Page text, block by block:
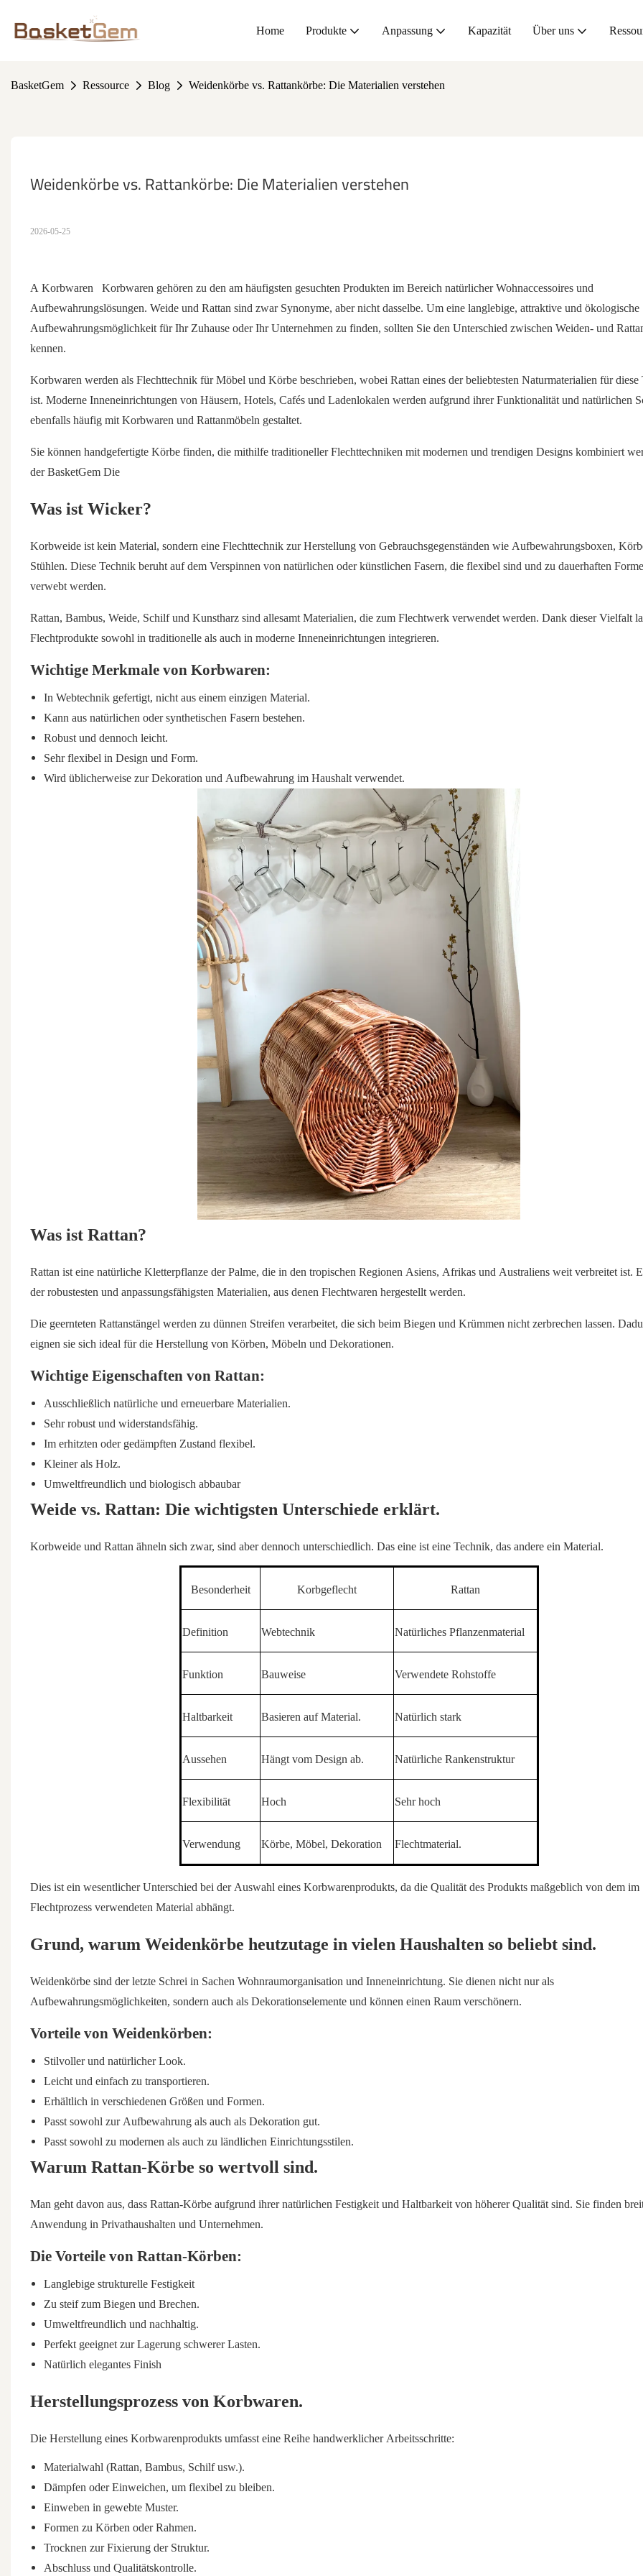
Home Produkte Anpassung Kapazität Über uns
BasketGem Ressource Blog Weidenkörbe vs. Rattankörbe: Die Materialien verstehen
Weidenkörbe vs. Rattankörbe: Die Materialien verstehen
2026-05-25
A Korbwaren
Korbwaren gehören zu den am häufigsten gesuchten Produkten im Bereich natürlicher Wohnaccessoires und
Aufbewahrungslösungen. Weide und Rattan sind zwar Synonyme, aber nicht dasselbe. Um eine langlebige, attraktive und ökologische
Aufbewahrungsmöglichkeit für Ihr Zuhause oder Ihr Unternehmen zu finden, sollten Sie den Unterschied zwischen Weiden- und
kennen.
Korbwaren werden als Flechttechnik für Möbel und Körbe beschrieben, wobei Rattan eines der beliebtesten Naturmaterialien für diese
ist. Moderne Inneneinrichtungen von Häusern, Hotels, Cafés und Ladenlokalen werden aufgrund ihrer Funktionalität und natürlichen
ebenfalls häufig mit Korbwaren und Rattanmöbeln gestaltet.
Sie können handgefertigte Körbe finden, die mithilfe traditioneller Flechttechniken mit modernen und trendigen Designs kombiniert
der BasketGem Die
Was ist Wicker?
Korbweide ist kein Material, sondern eine Flechttechnik zur Herstellung von Gebrauchsgegenständen wie Aufbewahrungsboxen,
Stühlen. Diese Technik beruht auf dem Verspinnen von natürlichen oder künstlichen Fasern, die flexibel sind und zu dauerhaften
verwebt werden.
Rattan, Bambus, Weide, Schilf und Kunstharz sind allesamt Materialien, die zum Flechtwerk verwendet werden. Dank dieser Vielfalt
Flechtprodukte sowohl in traditionelle als auch in moderne Inneneinrichtungen integrieren.
Wichtige Merkmale von Korbwaren:
In Webtechnik gefertigt, nicht aus einem einzigen Material.
Kann aus natürlichen oder synthetischen Fasern bestehen.
Robust und dennoch leicht.
Sehr flexibel in Design und Form.
Wird üblicherweise zur Dekoration und Aufbewahrung im Haushalt verwendet.
Was ist Rattan?
Rattan ist eine natürliche Kletterpflanze der Palme, die in den tropischen Regionen Asiens, Afrikas und Australiens weit verbreitet ist.
der robustesten und anpassungsfähigsten Materialien, aus denen Flechtwaren hergestellt werden.
Die geernteten Rattanstängel werden zu dünnen Streifen verarbeitet, die sich beim Biegen und Krümmen nicht zerbrechen lassen.
eignen sie sich ideal für die Herstellung von Körben, Möbeln und Dekorationen.
Wichtige Eigenschaften von Rattan:
Ausschließlich natürliche und erneuerbare Materialien.
Sehr robust und widerstandsfähig.
Im erhitzten oder gedämpften Zustand flexibel.
Kleiner als Holz.
Umweltfreundlich und biologisch abbaubar
Weide vs. Rattan: Die wichtigsten Unterschiede erklärt.
Korbweide und Rattan ähneln sich zwar, sind aber dennoch unterschiedlich. Das eine ist eine Technik, das andere ein Material.
Besonderheit Korbgeflecht Rattan
Definition Webtechnik Natürliches Pflanzenmaterial
Funktion Bauweise Verwendete Rohstoffe
Haltbarkeit Basieren auf Material. Natürlich stark
Aussehen Hängt vom Design ab. Natürliche Rankenstruktur
Flexibilität Hoch Sehr hoch
Verwendung Körbe, Möbel, Dekoration Flechtmaterial.
Dies ist ein wesentlicher Unterschied bei der Auswahl eines Korbwarenprodukts, da die Qualität des Produkts maßgeblich von dem im
Flechtprozess verwendeten Material abhängt.
Grund, warum Weidenkörbe heutzutage in vielen Haushalten so beliebt sind.
Weidenkörbe sind der letzte Schrei in Sachen Wohnraumorganisation und Inneneinrichtung. Sie dienen nicht nur als
Aufbewahrungsmöglichkeiten, sondern auch als Dekorationselemente und können einen Raum verschönern.
Vorteile von Weidenkörben:
Stilvoller und natürlicher Look.
Leicht und einfach zu transportieren.
Erhältlich in verschiedenen Größen und Formen.
Passt sowohl zur Aufbewahrung als auch als Dekoration gut.
Passt sowohl zu modernen als auch zu ländlichen Einrichtungsstilen.
Warum Rattan-Körbe so wertvoll sind.
Man geht davon aus, dass Rattan-Körbe aufgrund ihrer natürlichen Festigkeit und Haltbarkeit von höherer Qualität sind. Sie finden
Anwendung in Privathaushalten und Unternehmen.
Die Vorteile von Rattan-Körben:
Langlebige strukturelle Festigkeit
Zu steif zum Biegen und Brechen.
Umweltfreundlich und nachhaltig.
Perfekt geeignet zur Lagerung schwerer Lasten.
Natürlich elegantes Finish
Herstellungsprozess von Korbwaren.
Die Herstellung eines Korbwarenprodukts umfasst eine Reihe handwerklicher Arbeitsschritte:
Materialwahl (Rattan, Bambus, Schilf usw.).
Dämpfen oder Einweichen, um flexibel zu bleiben.
Einweben in gewebte Muster.
Formen zu Körben oder Rahmen.
Trocknen zur Fixierung der Struktur.
Abschluss und Qualitätskontrolle.